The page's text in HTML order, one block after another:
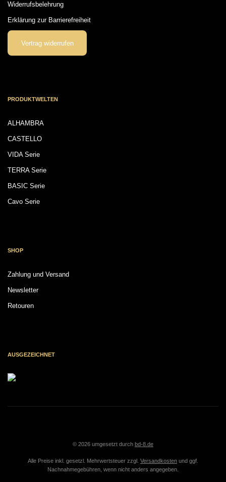
Widerrufsbelehrung
Erklärung zur Barrierefreiheit
Vertrag widerrufen
PRODUKTWELTEN
ALHAMBRA
CASTELLO
VIDA Serie
TERRA Serie
BASIC Serie
Cavo Serie
SHOP
Zahlung und Versand
Newsletter
Retouren
AUSGEZEICHNET
© 2026 umgesetzt durch bd-8.de
Alle Preise inkl. gesetzl. Mehrwertsteuer zzgl. Versandkosten und ggf.
Nachnahmegebühren, wenn nicht anders angegeben.